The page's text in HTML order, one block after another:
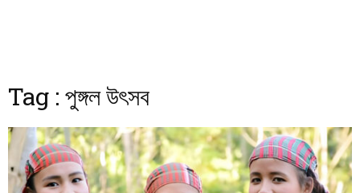
Tag : পুঙ্গল উৎসব